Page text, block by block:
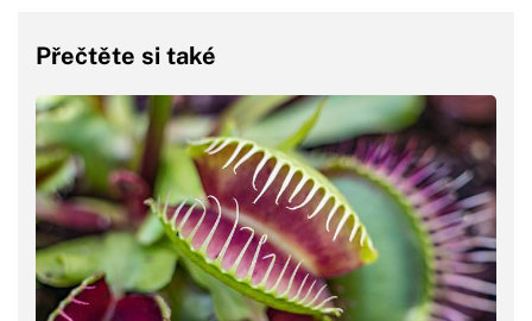
Přečtěte si také